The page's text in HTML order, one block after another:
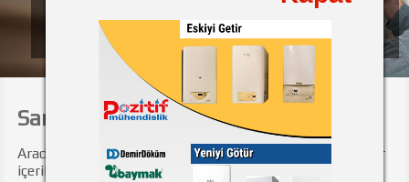
bir Kuruluşudur
Saray Kombi Tamiri
Aradığnız Saray Kombi Tamiri başlıklı içerik ve ilgili diğer
içerikler aşağıda listelenmiştir.